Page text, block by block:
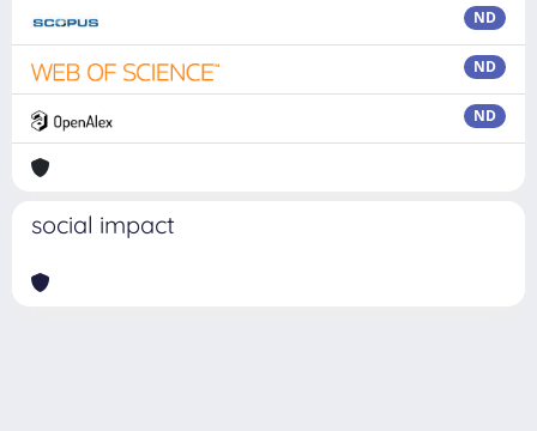
ND
ND
ND
social impact